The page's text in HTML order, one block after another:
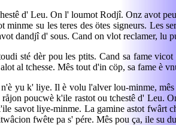
d' Leu. On l' loumot Rodjî. Onz avot
su les teres des ötes signeurs. Les
dandjî d' sous. Cand on vlot reclamer, lu
sté dèr pou les ptits. Cand sa fame
al tchesse. Mês tout d'in cöp, sa fame è
yu k' liye. Il è volu l'alver lou-minme,
poucwè k'ile rastot ou tchestê d' Leu.
savot liye-minme. La gamine astot fwârt
fwête pa s' pére. Mês pou ça, ile su